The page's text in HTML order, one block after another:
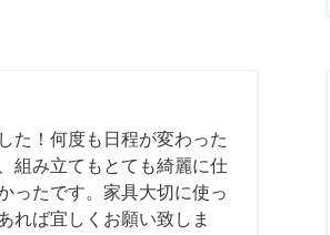
た！何度も日程が変わった
組み立てもとても綺麗に仕
ったです。家具大切に使っ
れば宜しくお願い致しま